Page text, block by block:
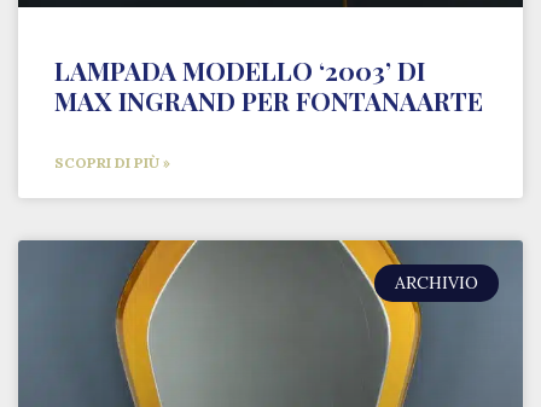
LAMPADA MODELLO ‘2003’ DI
MAX INGRAND PER FONTANAARTE
SCOPRI DI PIÙ »
ARCHIVIO